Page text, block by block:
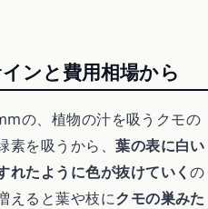
歴代アニメランキング
アニメ映画
異世界転生アニメ
ンと費用相場から
の、植物の汁を吸うクモの
素を吸うから、葉の表に白い
れたように色が抜けていくの
えると葉や枝にクモの巣みた